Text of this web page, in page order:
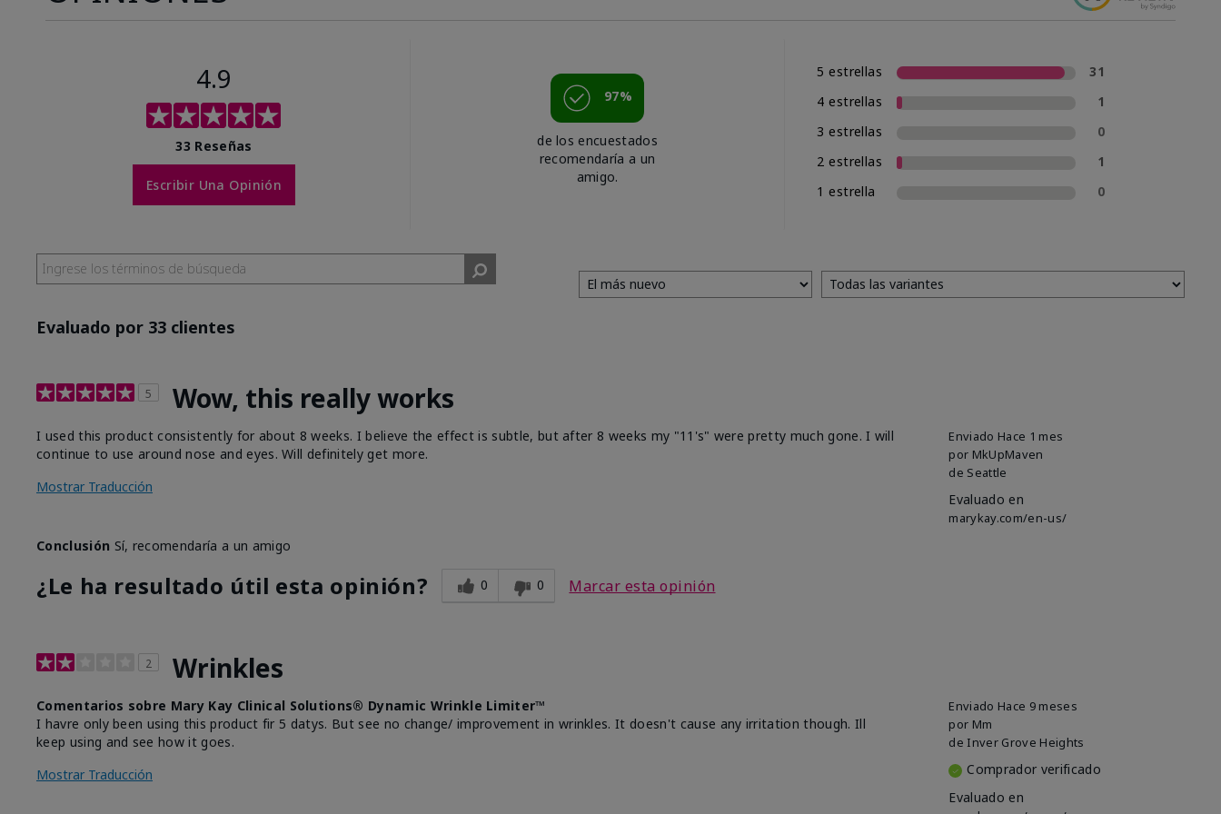
4.9
33 Reseñas
Escribir Una Opinión
97%
de los encuestados
recomendaría a un
amigo.
5 estrellas
31
4 estrellas
1
3 estrellas
0
2 estrellas
1
1 estrella
0
Evaluado por 33 clientes
5 Wow, this really works
Enviado Hace 1 mes
por MkUpMaven
de Seattle
Evaluado en
marykay.com/en-us/
I used this product consistently for about 8 weeks. I believe the effect is subtle, but after 8 weeks my "11's" were pretty much gone. I will
continue to use around nose and eyes. Will definitely get more.
Mostrar Traducción
Conclusión Sí, recomendaría a un amigo
¿Le ha resultado útil esta opinión? 0 0 Marcar esta opinión
2 Wrinkles
Enviado Hace 9 meses
por Mm
de Inver Grove Heights
Comprador verificado
Evaluado en
Comentarios sobre Mary Kay Clinical Solutions® Dynamic Wrinkle Limiter™
I havre only been using this product fir 5 datys. But see no change/ improvement in wrinkles. It doesn't cause any irritation though. Ill
keep using and see how it goes.
Mostrar Traducción